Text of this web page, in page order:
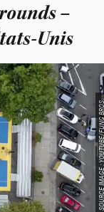
–
Unis
SOURCE IMAGE :